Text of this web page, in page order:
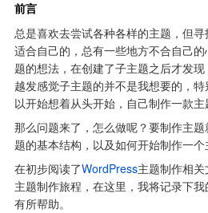
前言
总是喜欢去尝试各种各样的主题，但
适合自己的，总有一些地方不合自己
题的想法，在创建了子主题之后才发
越发感觉子主题的并不是我想要的，
以开始想着从头开始，自己制作一款主
那么问题来了，怎么做呢？要制作主
题的基本结构，以及如何开始制作一个
在初步阅读了WordPress主题制作相
主题制作旅程，在这里，我将记录下
有所帮助。